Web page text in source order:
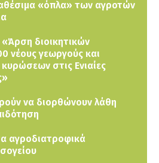
«όπλα» των αγροτών
«Άρση διοικητικών
νέους γεωργούς και
στις Ενιαίες
να διορθώνουν λάθη
αγροδιατροφικά